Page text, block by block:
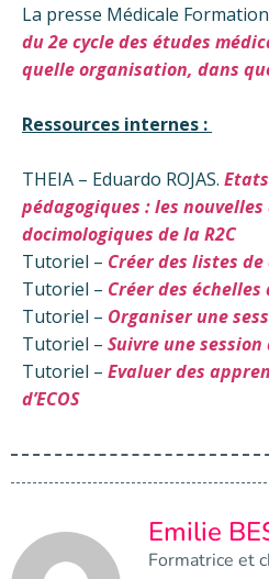
La presse Médicale
du 2e cycle des études
quelle organisation, dans
Ressources internes :
THEIA – Eduardo ROJAS.
pédagogiques : les
docimologiques de la R2C
Tutoriel – Créer des listes
Tutoriel – Créer des échelles
Tutoriel – Organiser une
Tutoriel – Suivre une session
Tutoriel – Evaluer des
d’ECOS
Emilie
Formatrice et